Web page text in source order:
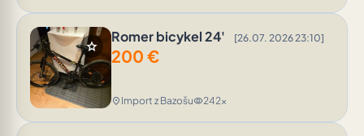
star
Romer bicykel 24' [26.07. 2026 23:10]
200 €
location_on Import z Bazošuvisibility242x